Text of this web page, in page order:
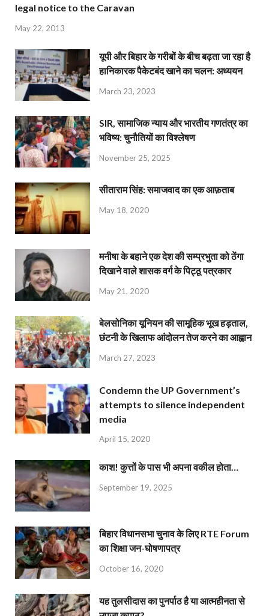
legal notice to the Caravan
May 22, 2013
यूपी और बिहार के गरीबों के बीच बढ़ता जा रहा है
हानिकारक पैकेटबंद खाने का चलन: अध्ययन
March 23, 2023
SIR, सामाजिक न्याय और भारतीय गणतंत्र का
भविष्य: चुनौतियों का विश्लेषण
November 25, 2025
सीताराम सिंह: समाजवाद का एक आफ़ताब
May 18, 2020
मनीषा के बहाने एक देश की सम्प्रभुता को ठेंगा
दिखाने वाले शासक वर्ग के पिट्ठू पत्रकार
May 21, 2020
बेलसोनिका यूनियन की सामूहिक भूख हड़ताल,
छंटनी के खिलाफ आंदोलन तेज करने का आह्वान
March 27, 2023
Condemn the UP Government’s
attempts to silence independent
media
April 15, 2020
काश! कुत्तों के पास भी अपना वकील होता…
September 19, 2025
बिहार विधानसभा चुनाव के लिए RTE Forum
का शिक्षा जन-घोषणापत्र
October 16, 2020
यह तुलसीदास का पुनर्पाठ है या आत्महीनता से